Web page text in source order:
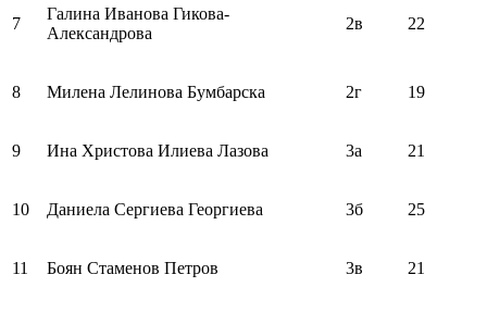
7
Галина Иванова Гикова-
Александрова
2в 22
8 Милена Лелинова Бумбарска 2г 19
9 Ина Христова Илиева Лазова 3а 21
10 Даниела Сергиева Георгиева 3б 25
11 Боян Стаменов Петров 3в 21